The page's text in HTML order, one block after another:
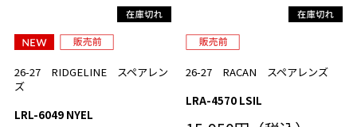
26-27 RIDGELINE スペアレン
ズ
LRL-6049 NYEL
26-27 RACAN スペアレンズ
LRA-4570 LSIL